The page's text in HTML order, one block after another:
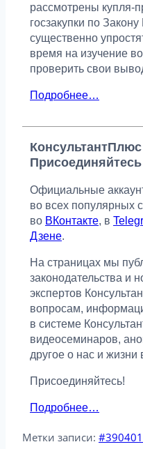
рассмотрены купля-
госзакупки по
существенно
время на изучение
проверить свои
Подробнее…
Присоединяйтесь
Официальные
во всех популярных
во ВКонтакте, в
Дзене.
На страницах мы
законодательства и
экспертов
вопросам,
в системе
видеосеминаров,
другое о нас и жизни
Присоединяйтесь!
Подробнее…
Метки записи: #